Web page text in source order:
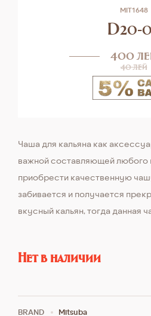
MIT1648
D20-
400
40 лей
Чаша для кальяна как
важной составляющей любого
приобрести качественную
забивается и получается
вкусный кальян, тогда данная
Нет в наличии
BRAND Mitsuba